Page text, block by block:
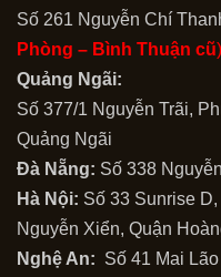
Số 261 Nguyễn Chí
Phòng – Bình Thuận cũ)
Quảng Ngãi:
Số 377/1 Nguyễn Trãi,
Quảng Ngãi
Đà Nẵng: Số 338
Hà Nội: Số 33 Sunrise
Nguyễn Xiển, Quận
Nghệ An: Số 41 Mai